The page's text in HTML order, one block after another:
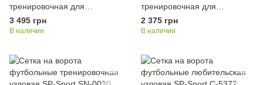
тренировочная для
футбольных ворот SP-Sport
C-2847 2,1x1,2м
3 495 грн
В наличии
тренировочная для
футбольных ворот SP-Sport
C-2851 2,95x1,80м
2 375 грн
В наличии